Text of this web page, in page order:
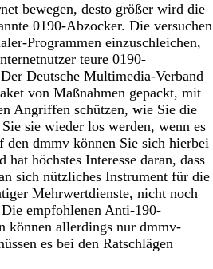
bewegen, desto größer wird die
0190-Abzocker. Die versuchen
Programmen einzuschleichen,
teure 0190-
Deutsche Multimedia-Verband
von Maßnahmen gepackt, mit
Angriffen schützen, wie Sie die
sie wieder los werden, wenn es
den dmmv können Sie sich hierbei
hat höchstes Interesse daran, dass
sich nützliches Instrument für die
Mehrwertdienste, nicht noch
empfohlenen Anti-190-
können allerdings nur dmmv-
es bei den Ratschlägen